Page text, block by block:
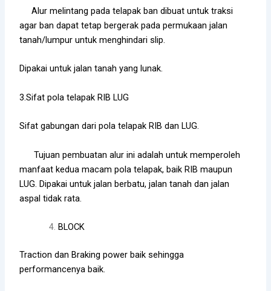
Alur melintang pada telapak ban dibuat untuk traksi
agar ban dapat tetap bergerak pada permukaan jalan
tanah/lumpur untuk menghindari slip.
Dipakai untuk jalan tanah yang lunak.
3.Sifat pola telapak RIB LUG
Sifat gabungan dari pola telapak RIB dan LUG.
Tujuan pembuatan alur ini adalah untuk memperoleh
manfaat kedua macam pola telapak, baik RIB maupun
LUG. Dipakai untuk jalan berbatu, jalan tanah dan jalan
aspal tidak rata.
BLOCK
Traction dan Braking power baik sehingga
performancenya baik.